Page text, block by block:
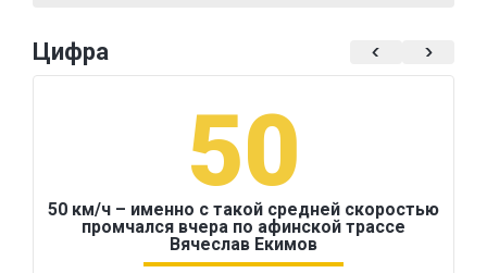
Цифра
50
50 км/ч – именно с такой средней скоростью
промчался вчера по афинской трассе
Вячеслав Екимов